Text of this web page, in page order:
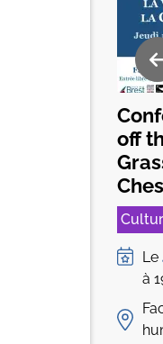
off
Le
à